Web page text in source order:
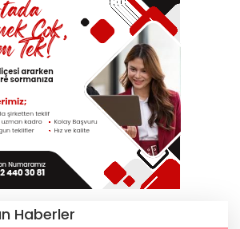
Haberler